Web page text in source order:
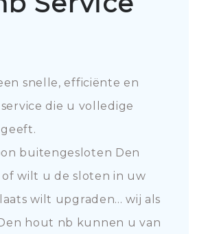
snelle, efficiënte en
die u volledige
buitengesloten Den
wilt u de sloten in uw
wilt upgraden... wij als
hout nb kunnen u van